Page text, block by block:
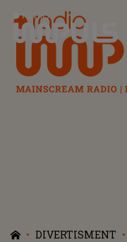
Radio Impuls
DIVERTISMENT